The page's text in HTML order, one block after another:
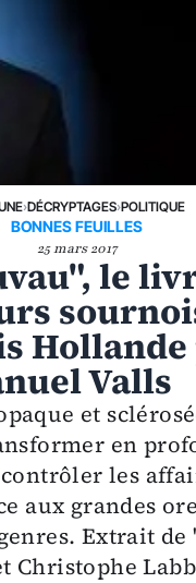
›DÉCRYPTAGES›POLITIQUE
BONNES FEUILLES
25 mars 2017
le
Valls
et
en
les
aux grandes
Extrait
Christophe